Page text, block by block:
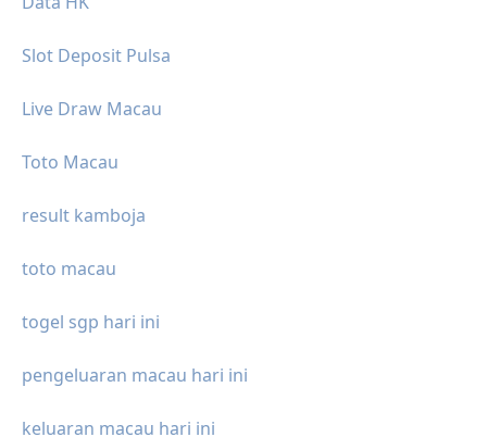
Slot Deposit Pulsa
Live Draw Macau
Toto Macau
result kamboja
toto macau
togel sgp hari ini
pengeluaran macau hari ini
keluaran macau hari ini